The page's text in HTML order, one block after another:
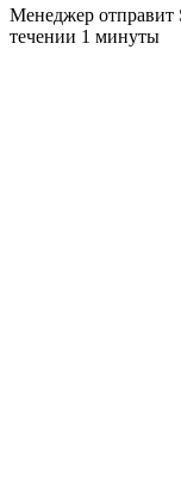
Менеджер отправит
течении 1 минуты